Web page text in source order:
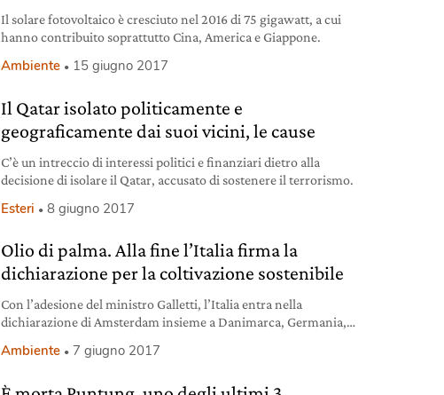
Il solare fotovoltaico è cresciuto nel 2016 di 75 gigawatt, a cui
hanno contribuito soprattutto Cina, America e Giappone.
Ambiente 15 giugno 2017
Il Qatar isolato politicamente e
geograficamente dai suoi vicini, le cause
C’è un intreccio di interessi politici e finanziari dietro alla
decisione di isolare il Qatar, accusato di sostenere il terrorismo.
Esteri 8 giugno 2017
Olio di palma. Alla fine l’Italia firma la
dichiarazione per la coltivazione sostenibile
Con l’adesione del ministro Galletti, l’Italia entra nella
dichiarazione di Amsterdam insieme a Danimarca, Germania,
Ambiente 7 giugno 2017